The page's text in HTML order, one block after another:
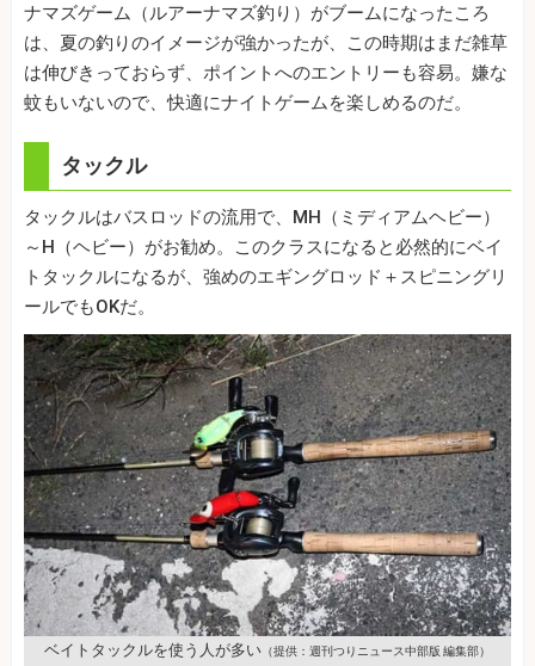
ナマズゲーム（ルアーナマズ釣り）がブームになったころ
は、夏の釣りのイメージが強かったが、この時期はまだ雑草
は伸びきっておらず、ポイントへのエントリーも容易。嫌な
蚊もいないので、快適にナイトゲームを楽しめるのだ。
タックル
タックルはバスロッドの流用で、MH（ミディアムヘビー）
～H（ヘビー）がお勧め。このクラスになると必然的にベイ
トタックルになるが、強めのエギングロッド＋スピニングリ
ールでもOKだ。
ベイトタックルを使う人が多い （提供：週刊つりニュース中部版 編集部）